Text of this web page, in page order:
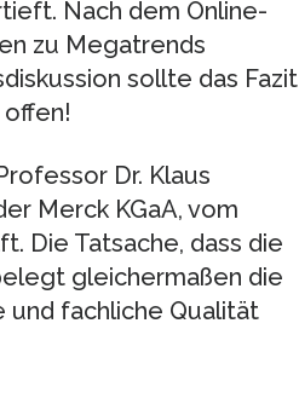
Nach dem Online-
zu Megatrends
sollte das Fazit
offen!
Dr. Klaus
Merck KGaA, vom
Die Tatsache, dass die
gleichermaßen die
und fachliche Qualität